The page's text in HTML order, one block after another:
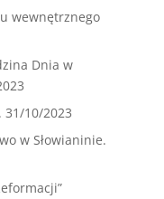
wewnętrznego
Dnia w
31/10/2023
w Słowianinie.